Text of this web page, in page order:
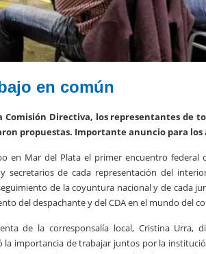
en común
Directiva, los representantes de
propuestas. Importante anuncio para los
en Mar del Plata el primer encuentro federal
secretarios de cada representación del
de la coyuntura nacional y de cada
del despachante y del CDA en el mundo del
de la corresponsalía local, Cristina Urra,
la importancia de trabajar juntos por la